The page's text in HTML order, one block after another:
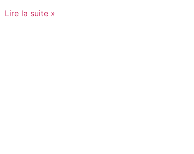
Lire la suite »